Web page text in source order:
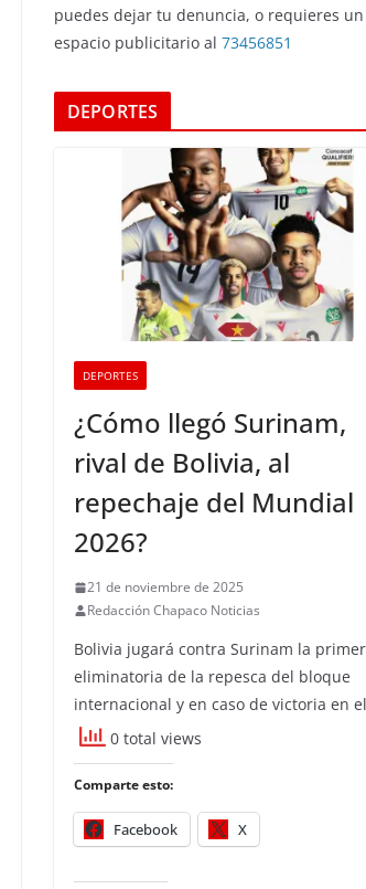
puedes dejar tu denuncia, o requieres un
espacio publicitario al 73456851
DEPORTES
DEPORTES
¿Cómo llegó Surinam,
rival de Bolivia, al
repechaje del Mundial
2026?
21 de noviembre de 2025
Redacción Chapaco Noticias
Bolivia jugará contra Surinam la
eliminatoria de la repesca del bloque
internacional y en caso de victoria en el
0 total views
Comparte esto:
Facebook X